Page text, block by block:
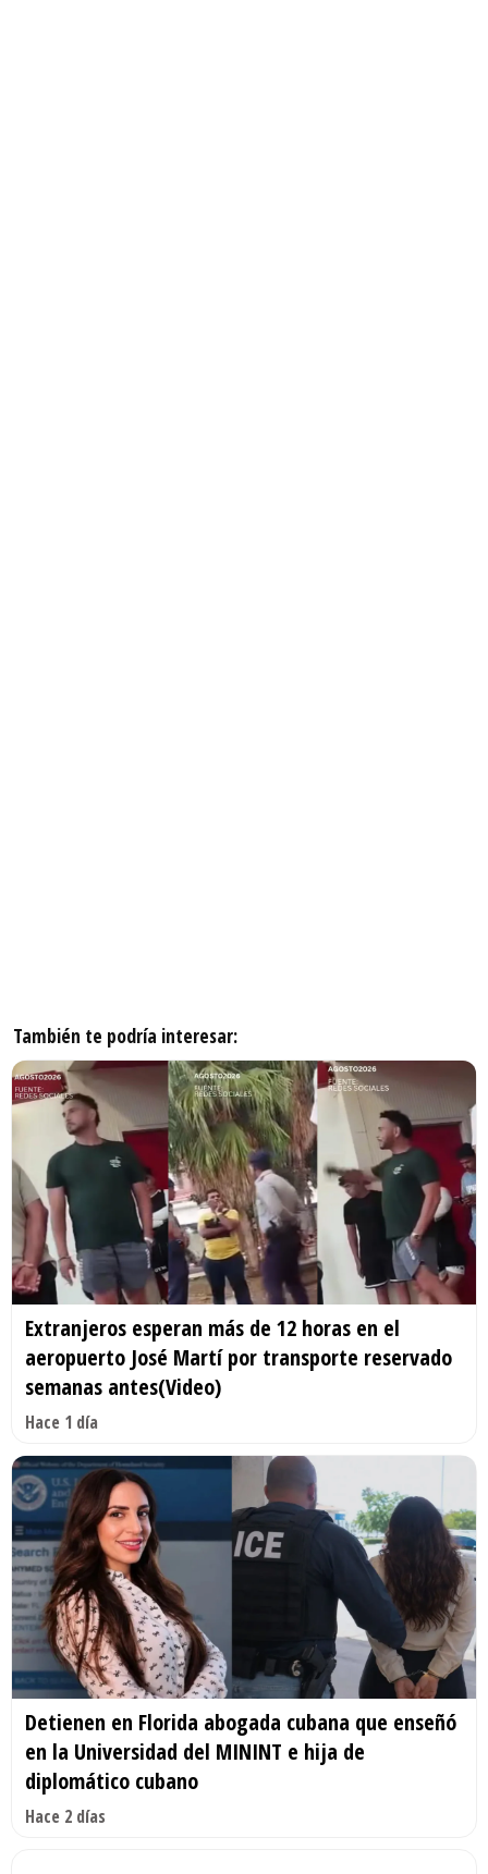
También te podría interesar:
Extranjeros esperan más de 12 horas en el
aeropuerto José Martí por transporte reservado
semanas antes(Video)
Hace 1 día
Detienen en Florida abogada cubana que enseñó
en la Universidad del MININT e hija de
diplomático cubano
Hace 2 días